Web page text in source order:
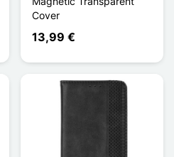
Cover
13,99 €